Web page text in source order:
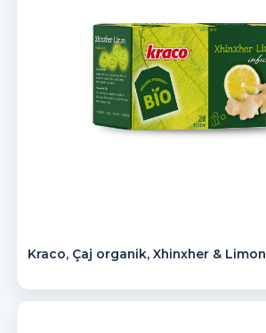
Kraco, Çaj organik, Xhinxher & Limon